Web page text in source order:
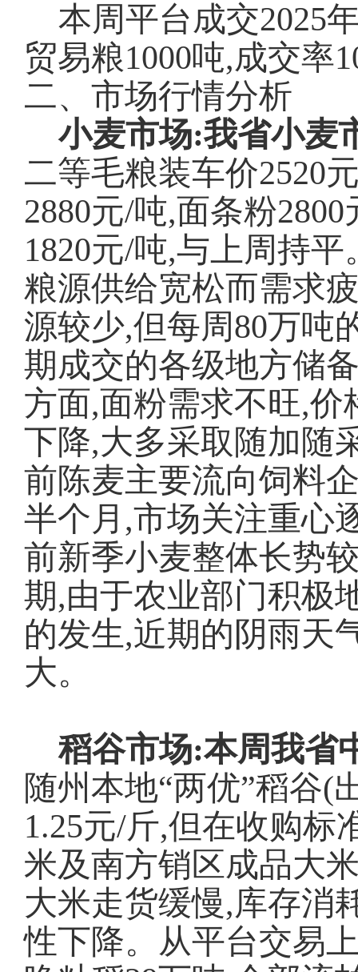
本周平台成交2025
贸易粮1000吨,成交率
二、市场行情分析
小麦市场:我省小麦
二等毛粮装车价2520
2880元/吨,面条粉
1820元/吨,与上周持
粮源供给宽松而需求
源较少,但每周80万吨
期成交的各级地方储
方面,面粉需求不旺,
下降,大多采取随加随
前陈麦主要流向饲料
半个月,市场关注重心
前新季小麦整体长势
期,由于农业部门积极
的发生,近期的阴雨天
大。
稻谷市场:本周我省
随州本地“两优”稻谷(
1.25元/斤,但在收购标
米及南方销区成品大
大米走货缓慢,库存消
性下降。从平台交易